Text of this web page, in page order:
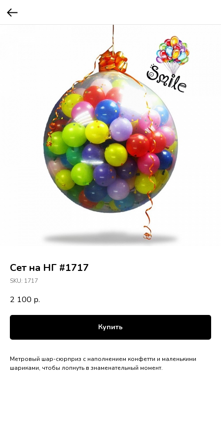
Сет на НГ #1717
SKU: 1717
2 100 р.
Купить
Метровый шар-сюрприз с наполнением конфетти и маленькими
шариками, чтобы лопнуть в знаменательный момент.